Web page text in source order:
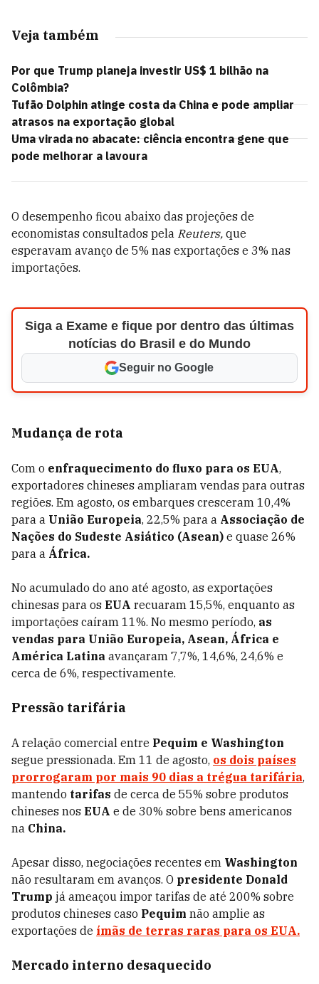
Veja também
Por que Trump planeja investir US$ 1 bilhão na
Colômbia?
Tufão Dolphin atinge costa da China e pode ampliar
atrasos na exportação global
Uma virada no abacate: ciência encontra gene que
pode melhorar a lavoura
O desempenho ficou abaixo das projeções de
economistas consultados pela Reuters, que
esperavam avanço de 5% nas exportações e 3% nas
importações.
Siga a Exame e fique por dentro das últimas
notícias do Brasil e do Mundo
Seguir no Google
Mudança de rota
Com o enfraquecimento do fluxo para os EUA,
exportadores chineses ampliaram vendas para outras
regiões. Em agosto, os embarques cresceram 10,4%
para a União Europeia, 22,5% para a Associação de
Nações do Sudeste Asiático (Asean) e quase 26%
para a África.
No acumulado do ano até agosto, as exportações
chinesas para os EUA recuaram 15,5%, enquanto as
importações caíram 11%. No mesmo período, as
vendas para União Europeia, Asean, África e
América Latina avançaram 7,7%, 14,6%, 24,6% e
cerca de 6%, respectivamente.
Pressão tarifária
A relação comercial entre Pequim e Washington
segue pressionada. Em 11 de agosto, os dois países
prorrogaram por mais 90 dias a trégua tarifária,
mantendo tarifas de cerca de 55% sobre produtos
chineses nos EUA e de 30% sobre bens americanos
na China.
Apesar disso, negociações recentes em Washington
não resultaram em avanços. O presidente Donald
Trump já ameaçou impor tarifas de até 200% sobre
produtos chineses caso Pequim não amplie as
exportações de ímãs de terras raras para os EUA.
Mercado interno desaquecido